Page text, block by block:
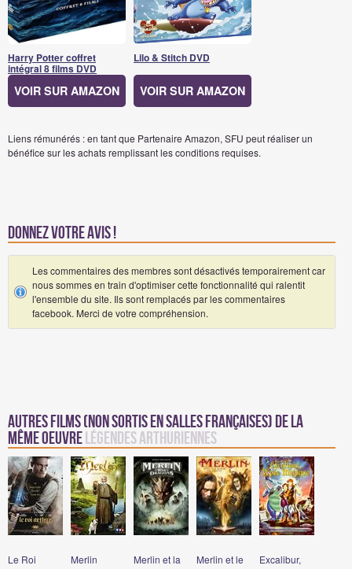
Harry Potter coffret
intégral 8 films DVD
VOIR SUR AMAZON
Lilo & Stitch DVD
VOIR SUR AMAZON
Liens rémunérés : en tant que Partenaire Amazon, SFU peut réaliser un
bénéfice sur les achats remplissant les conditions requises.
Donnez votre avis !
Les commentaires des membres sont désactivés temporairement car
nous sommes en train d'optimiser cette fonctionnalité qui ralentit
l'ensemble du site. Ils sont remplacés par les commentaires
facebook. Merci de votre compréhension.
Autres films (non sortis en salles françaises) de la
même oeuvre Légendes arthuriennes
Le Roi
Merlin
Merlin et la
Merlin et le
Excalibur,